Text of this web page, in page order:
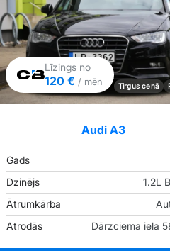
Līzings no
120 € / mēn Tirgus cenā
Audi A3
Gads
Dzinējs
1.2L
Ātrumkārba
Atrodās
Dārzciema iela